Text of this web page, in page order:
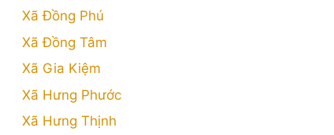
Xã Đồng Phú
Xã Đồng Tâm
Xã Gia Kiệm
Xã Hưng Phước
Xã Hưng Thịnh